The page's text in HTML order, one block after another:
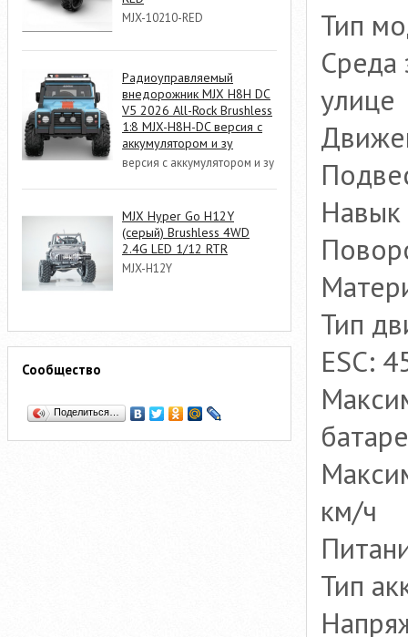
MJX-10210-RED
Радиоуправляемый
внедорожник MJX H8H DC
V5 2026 All-Rock Brushless
1:8 MJX-H8H-DC версия с
аккумулятором и зу
версия с аккумулятором и зу
MJX Hyper Go H12Y
(серый) Brushless 4WD
2.4G LED 1/12 RTR
MJX-H12Y
Сообщество
Поделиться…
Тип
Среда
улице
Навык
Тип
ESC:
км/ч
Тип